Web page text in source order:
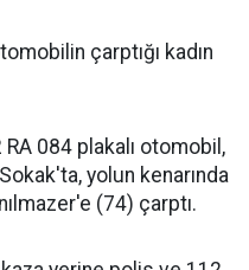
çarptığı kadın
084 plakalı otomobil,
yolun kenarında
(74) çarptı.